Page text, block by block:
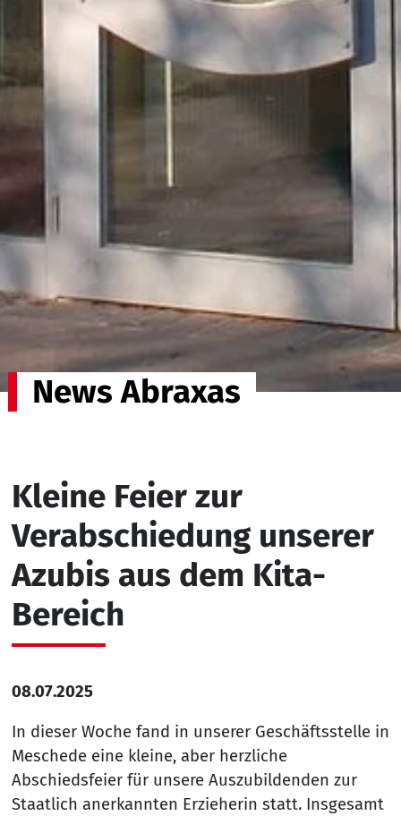
News Abraxas
Kleine Feier zur
Verabschiedung unserer
Azubis aus dem Kita-
Bereich
08.07.2025
In dieser Woche fand in unserer Geschäftsstelle in
Meschede eine kleine, aber herzliche
Abschiedsfeier für unsere Auszubildenden zur
Staatlich anerkannten Erzieherin statt. Insgesamt